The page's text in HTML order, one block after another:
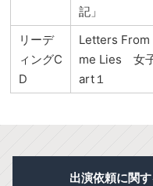
記」
リーデ
ィングC
D
Letters
me Lies 女
art１
出演依頼に関